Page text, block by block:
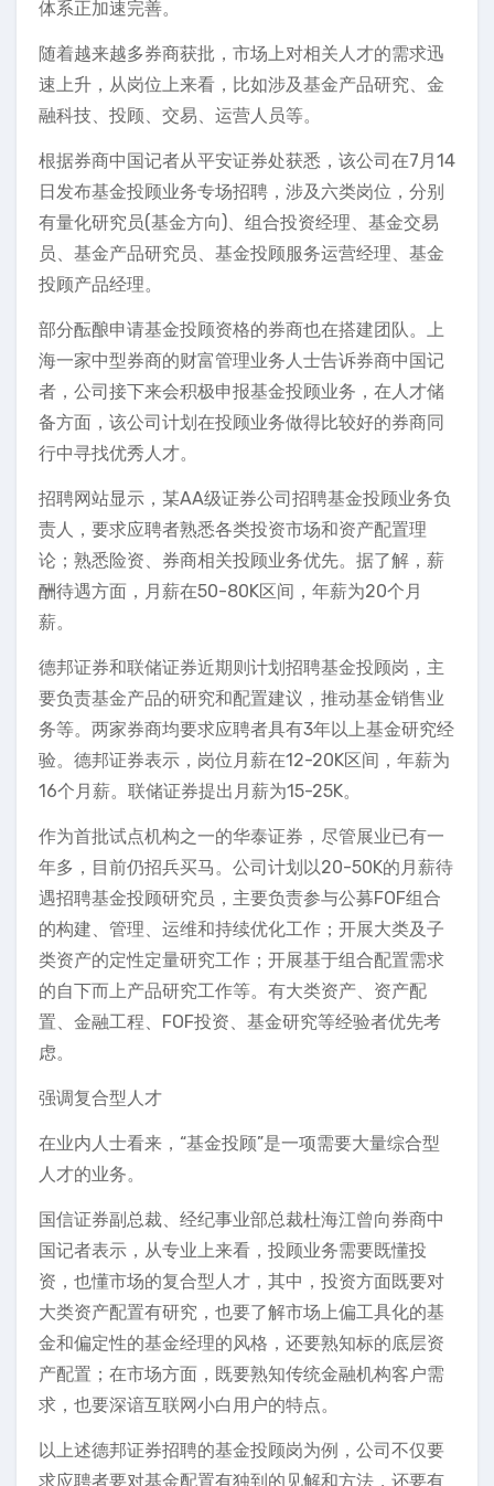
体系正加速完善。
随着越来越多券商获批，市场上对相关人才的需求迅
速上升，从岗位上来看，比如涉及基金产品研究、金
融科技、投顾、交易、运营人员等。
根据券商中国记者从平安证券处获悉，该公司在7月14
日发布基金投顾业务专场招聘，涉及六类岗位，分别
有量化研究员(基金方向)、组合投资经理、基金交易
员、基金产品研究员、基金投顾服务运营经理、基金
投顾产品经理。
部分酝酿申请基金投顾资格的券商也在搭建团队。上
海一家中型券商的财富管理业务人士告诉券商中国记
者，公司接下来会积极申报基金投顾业务，在人才储
备方面，该公司计划在投顾业务做得比较好的券商同
行中寻找优秀人才。
招聘网站显示，某AA级证券公司招聘基金投顾业务负
责人，要求应聘者熟悉各类投资市场和资产配置理
论；熟悉险资、券商相关投顾业务优先。据了解，薪
酬待遇方面，月薪在50-80K区间，年薪为20个月
薪。
德邦证券和联储证券近期则计划招聘基金投顾岗，主
要负责基金产品的研究和配置建议，推动基金销售业
务等。两家券商均要求应聘者具有3年以上基金研究经
验。德邦证券表示，岗位月薪在12-20K区间，年薪为
16个月薪。联储证券提出月薪为15-25K。
作为首批试点机构之一的华泰证券，尽管展业已有一
年多，目前仍招兵买马。公司计划以20-50K的月薪待
遇招聘基金投顾研究员，主要负责参与公募FOF组合
的构建、管理、运维和持续优化工作；开展大类及子
类资产的定性定量研究工作；开展基于组合配置需求
的自下而上产品研究工作等。有大类资产、资产配
置、金融工程、FOF投资、基金研究等经验者优先考
虑。
强调复合型人才
在业内人士看来，“基金投顾”是一项需要大量综合型
人才的业务。
国信证券副总裁、经纪事业部总裁杜海江曾向券商中
国记者表示，从专业上来看，投顾业务需要既懂投
资，也懂市场的复合型人才，其中，投资方面既要对
大类资产配置有研究，也要了解市场上偏工具化的基
金和偏定性的基金经理的风格，还要熟知标的底层资
产配置；在市场方面，既要熟知传统金融机构客户需
求，也要深谙互联网小白用户的特点。
以上述德邦证券招聘的基金投顾岗为例，公司不仅要
求应聘者要对基金配置有独到的见解和方法，还要有